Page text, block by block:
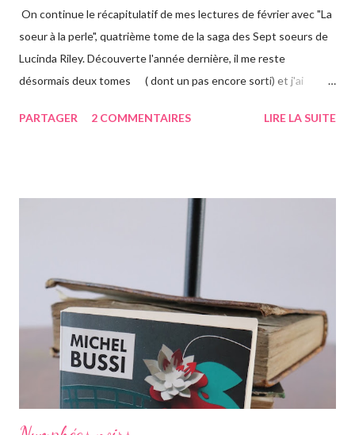
On continue le récapitulatif de mes lectures de février avec "La
soeur à la perle", quatrième tome de la saga des Sept soeurs de
Lucinda Riley. Découverte l'année dernière, il me reste
désormais deux tomes ( dont un pas encore sorti) et j'ai
avez pu le voir précédemment sur le blog. Cette fois-ci on suit la
campagne anglaise, elle va quant à elle partir à l'autre bout du
globe. Habituée à voyager, mais jamais seule, ce long courrier lui
d'arriver en Australie, elle fait escale plusieurs semaines en
Thaïlande, sur l'île de Krabi, où elle était déjà allée avec sa soeur.
Elle retrouve des personnes qu'elle conn...
PARTAGER 2 COMMENTAIRES LIRE LA SUITE